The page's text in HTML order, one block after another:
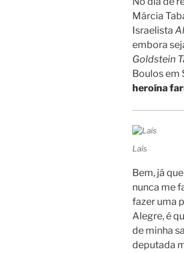
Márcia
Israelista
embora
Goldstein
Boulos em
heroína
Laís
Bem, já
nunca me
fazer uma
Alegre, é
de minha
deputada